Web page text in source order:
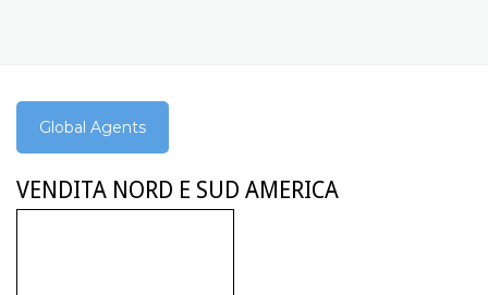
Global Agents
VENDITA NORD E SUD AMERICA